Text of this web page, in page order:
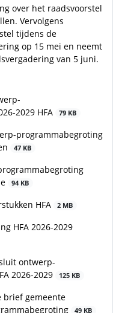
over het raadsvoorstel
Vervolgens
tijdens de
op 15 mei en neemt
van 5 juni.
2029 HFA
79 KB
programmabegroting
47 KB
94 KB
HFA 2 MB
HFA 2026-2029
ontwerp-
2026-2029
125 KB
brief gemeente
49 KB